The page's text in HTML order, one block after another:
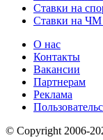
Ставки на
Ставки на ЧМ
О нас
Контакты
Вакансии
Партнерам
Реклама
© Copyright 2006-